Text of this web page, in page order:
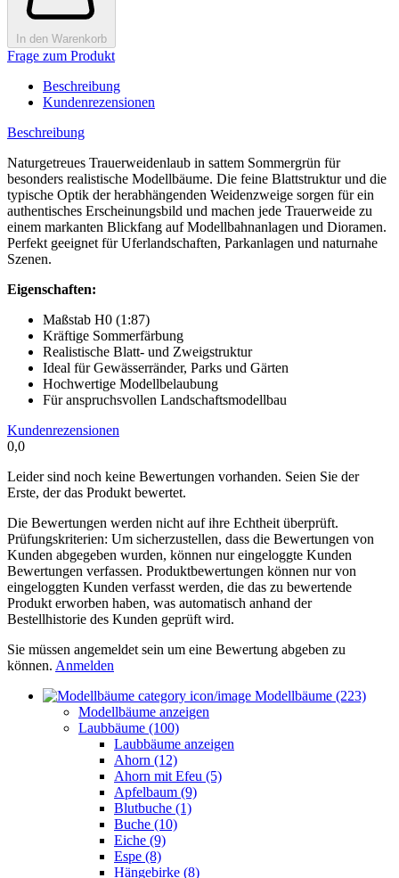
In den Warenkorb
Frage zum Produkt
Beschreibung
Kundenrezensionen
Beschreibung
Naturgetreues Trauerweidenlaub in sattem Sommergrün für
besonders realistische Modellbäume. Die feine Blattstruktur und die
typische Optik der herabhängenden Weidenzweige sorgen für ein
authentisches Erscheinungsbild und machen jede Trauerweide zu
einem markanten Blickfang auf Modellbahnanlagen und Dioramen.
Perfekt geeignet für Uferlandschaften, Parkanlagen und naturnahe
Szenen.
Eigenschaften:
Maßstab H0 (1:87)
Kräftige Sommerfärbung
Realistische Blatt- und Zweigstruktur
Ideal für Gewässerränder, Parks und Gärten
Hochwertige Modellbelaubung
Für anspruchsvollen Landschaftsmodellbau
Kundenrezensionen
0,0
Leider sind noch keine Bewertungen vorhanden. Seien Sie der
Erste, der das Produkt bewertet.
Die Bewertungen werden nicht auf ihre Echtheit überprüft.
Prüfungskriterien: Um sicherzustellen, dass die Bewertungen von
Kunden abgegeben wurden, können nur eingeloggte Kunden
Bewertungen verfassen. Produktbewertungen können nur von
eingeloggten Kunden verfasst werden, die das zu bewertende
Produkt erworben haben, was automatisch anhand der
Bestellhistorie des Kunden geprüft wird.
Sie müssen angemeldet sein um eine Bewertung abgeben zu
können. Anmelden
Modellbäume (223)
Modellbäume anzeigen
Laubbäume (100)
Laubbäume anzeigen
Ahorn (12)
Ahorn mit Efeu (5)
Apfelbaum (9)
Blutbuche (1)
Buche (10)
Eiche (9)
Espe (8)
Hängebirke (8)